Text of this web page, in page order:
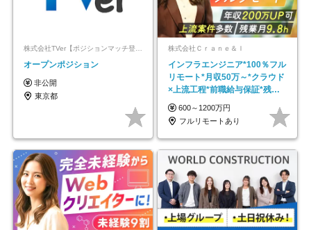
株式会社TVer【ポジションマッチ登録】
オープンポジション
非公開
東京都
株式会社Ｃｒａｎｅ＆Ｉ
インフラエンジニア*100％フル
リモート*月収50万～*クラウド
×上流工程*前職給与保証*残業
月9.8h
600～1200万円
フルリモートあり